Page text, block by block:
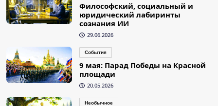
Философский, социальный и
юридический лабиринты
сознания ИИ
29.06.2026
События
9 мая: Парад Победы на Красной
площади
20.05.2026
Необычное